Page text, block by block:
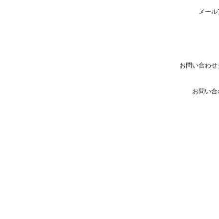
メー
お問い合わ
お問い